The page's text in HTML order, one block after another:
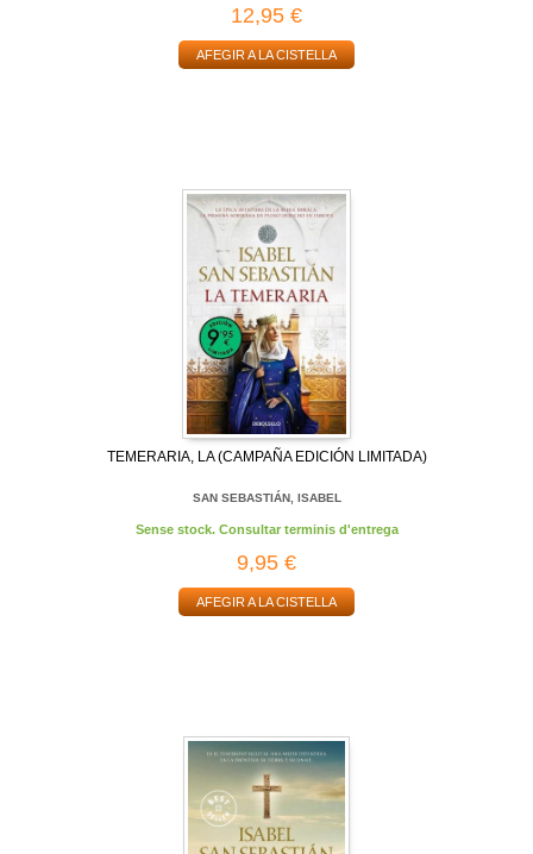
12,95 €
AFEGIR A LA CISTELLA
TEMERARIA, LA (CAMPAÑA EDICIÓN LIMITADA)
SAN SEBASTIÁN, ISABEL
Sense stock. Consultar terminis d'entrega
9,95 €
AFEGIR A LA CISTELLA